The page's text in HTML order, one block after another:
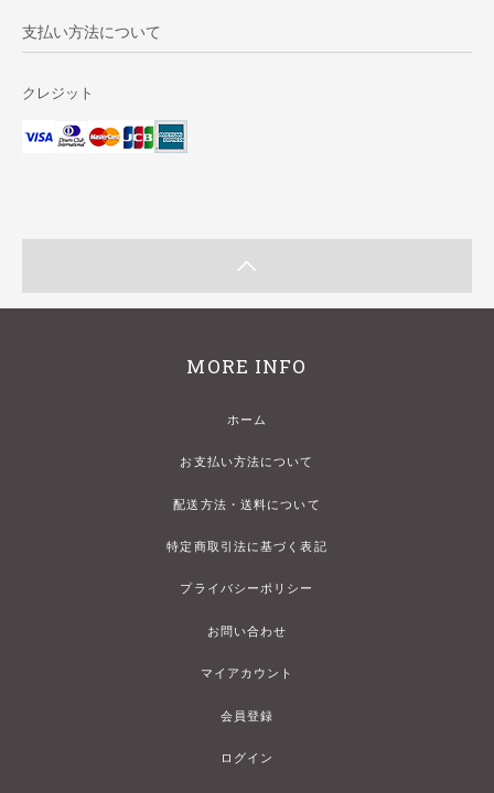
支払い方法について
クレジット
MORE INFO
ホーム
お支払い方法について
配送方法・送料について
特定商取引法に基づく表記
プライバシーポリシー
お問い合わせ
マイアカウント
会員登録
ログイン